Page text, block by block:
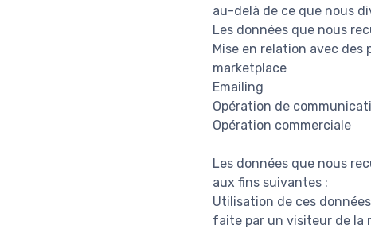
au-delà de ce que nous
Les données que nous
Mise en relation avec
marketplace
Emailing
Opération de
Opération commerciale
Les données que nous
aux fins suivantes :
Utilisation de ces
faite par un visiteur de la